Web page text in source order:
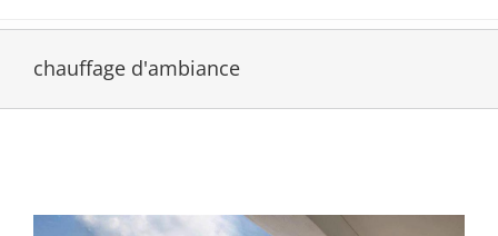
chauffage d'ambiance